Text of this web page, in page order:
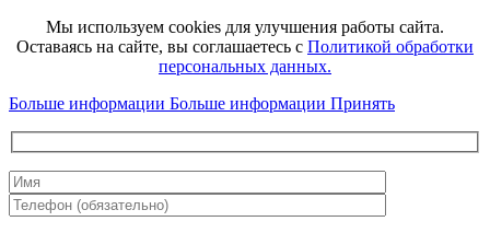
Мы используем cookies для улучшения работы сайта.
Оставаясь на сайте, вы соглашаетесь с Политикой обработки
персональных данных.
Больше информации Больше информации Принять